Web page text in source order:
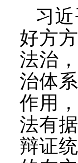
习
好方
法治
治体
作用
法有
辩证